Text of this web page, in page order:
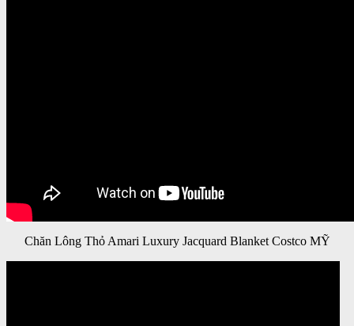
Chăn Lông Thỏ Amari Luxury Jacquard Blanket Costco MỸ